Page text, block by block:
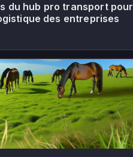
du hub pro transport pour
des entreprises